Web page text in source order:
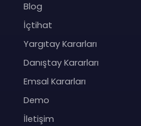
Blog
İçtihat
Yargıtay Kararları
Danıştay Kararları
Emsal Kararları
Demo
İletişim